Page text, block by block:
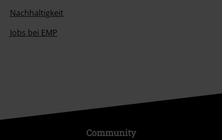
Nachhaltigkeit
Jobs bei EMP
Community